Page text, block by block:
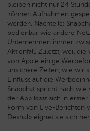
bleiben nicht nur 24
können Aufnahmen
werden. Nachteile:
bedienbar wie andere
Unternehmen immer
Aktienfall. Zuletzt, weil die
von Apple einige
unsichere Zeiten, wie wir
Einfluss auf die
Snapchat spricht nach
der App lässt sich in
Form von Live-Berichten
Deshalb eignet sie sich